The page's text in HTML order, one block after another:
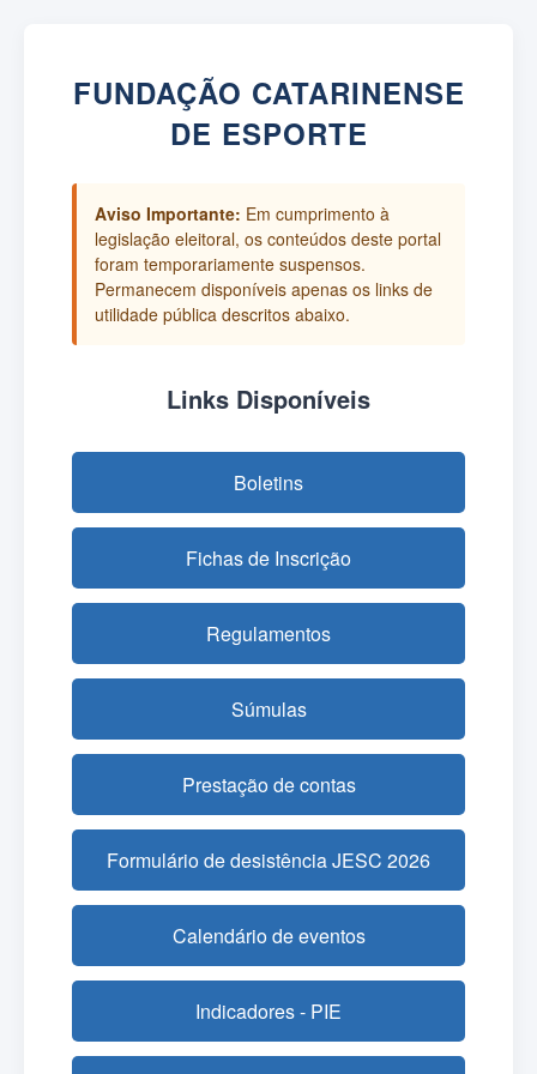
FUNDAÇÃO CATARINENSE
DE ESPORTE
Aviso Importante: Em cumprimento à
legislação eleitoral, os conteúdos deste portal
foram temporariamente suspensos.
Permanecem disponíveis apenas os links de
utilidade pública descritos abaixo.
Links Disponíveis
Boletins
Fichas de Inscrição
Regulamentos
Súmulas
Prestação de contas
Formulário de desistência JESC 2026
Calendário de eventos
Indicadores - PIE